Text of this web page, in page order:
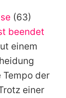
(63)
beendet
einem
der
einer